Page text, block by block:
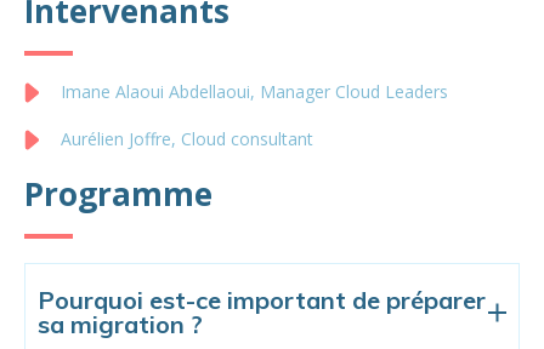
Intervenants
Imane Alaoui Abdellaoui, Manager Cloud Leaders
Aurélien Joffre, Cloud consultant
Programme
Pourquoi est-ce important de préparer
sa migration ?